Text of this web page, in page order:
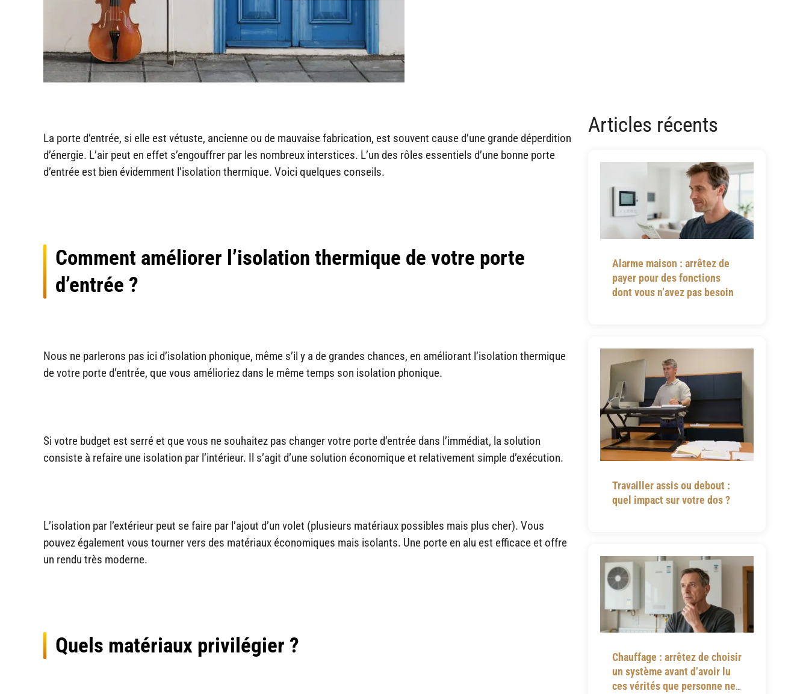
La porte d’entrée, si elle est vétuste, ancienne ou de mauvaise fabrication, est souvent cause d’une grande déperdition
d’énergie. L’air peut en effet s’engouffrer par les nombreux interstices. L’un des rôles essentiels d’une bonne porte
d’entrée est bien évidemment l’isolation thermique. Voici quelques conseils.
Comment améliorer l’isolation thermique de votre porte
d’entrée ?
Nous ne parlerons pas ici d’isolation phonique, même s’il y a de grandes chances, en améliorant l’isolation thermique
de votre porte d’entrée, que vous amélioriez dans le même temps son isolation phonique.
Si votre budget est serré et que vous ne souhaitez pas changer votre porte d’entrée dans l’immédiat, la solution
consiste à refaire une isolation par l’intérieur. Il s’agit d’une solution économique et relativement simple d’exécution.
L’isolation par l’extérieur peut se faire par l’ajout d’un volet (plusieurs matériaux possibles mais plus cher). Vous
pouvez également vous tourner vers des matériaux économiques mais isolants. Une porte en alu est efficace et offre
un rendu très moderne.
Quels matériaux privilégier ?
Articles récents
Alarme maison : arrêtez de
payer pour des fonctions
dont vous n’avez pas besoin
Travailler assis ou debout :
quel impact sur votre dos ?
Chauffage : arrêtez de choisir
un système avant d’avoir lu
ces vérités que personne ne